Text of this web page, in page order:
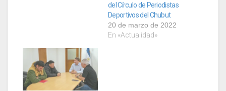
del Círculo de Periodistas
Deportivos del Chubut
20 de marzo de 2022
En «Actualidad»